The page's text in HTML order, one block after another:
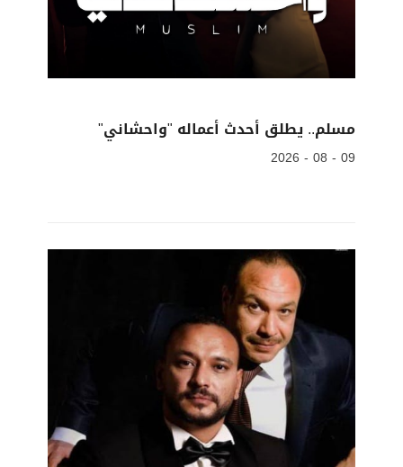
مسلم.. يطلق أحدث أعماله "واحشاني"
09 - 08 - 2026